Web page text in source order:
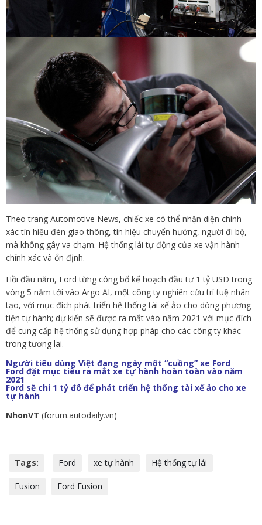
Theo trang Automotive News, chiếc xe có thể nhận diện chính
xác tín hiệu đèn giao thông, tín hiệu chuyển hướng, người đi bộ,
mà không gây va chạm. Hệ thống lái tự động của xe vận hành
chính xác và ổn định.
Hồi đầu năm, Ford từng công bố kế hoạch đầu tư 1 tỷ USD trong
vòng 5 năm tới vào Argo AI, một công ty nghiên cứu trí tuệ nhân
tạo, với mục đích phát triển hệ thống tài xế ảo cho dòng phương
tiện tự hành; dự kiến sẽ được ra mắt vào năm 2021 với mục đích
để cung cấp hệ thống sử dụng hợp pháp cho các công ty khác
trong tương lai.
Người tiêu dùng Việt đang ngày một “cuồng” xe Ford
Ford đặt mục tiêu ra mắt xe tự hành hoàn toàn vào năm
2021
Ford sẽ chi 1 tỷ đô để phát triển hệ thống tài xế ảo cho xe
tự hành
NhonVT (forum.autodaily.vn)
Tags: Ford xe tự hành Hệ thống tự lái
Fusion Ford Fusion